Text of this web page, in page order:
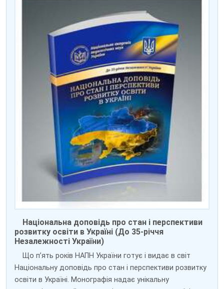
Національна доповідь про стан і перспективи
розвитку освіти в Україні (До 35-річчя
Незалежності України)
Що п’ять років НАПН України готує і видає в світ
Національну доповідь про стан і перспективи розвитку
освіти в Україні. Монографія надає унікальну